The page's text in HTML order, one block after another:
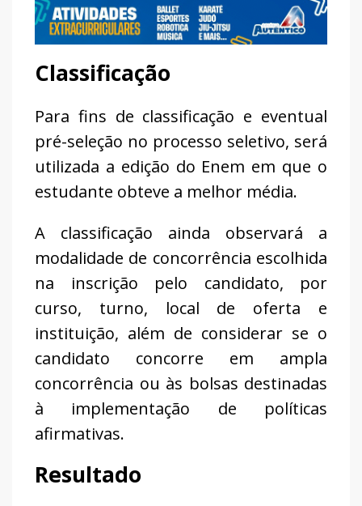
Classificação
Para fins de classificação e eventual
pré-seleção no processo seletivo, será
utilizada a edição do Enem em que o
estudante obteve a melhor média.
A classificação ainda observará a
modalidade de concorrência escolhida
na inscrição pelo candidato, por
curso, turno, local de oferta e
instituição, além de considerar se o
candidato concorre em ampla
concorrência ou às bolsas destinadas
à implementação de políticas
afirmativas.
Resultado